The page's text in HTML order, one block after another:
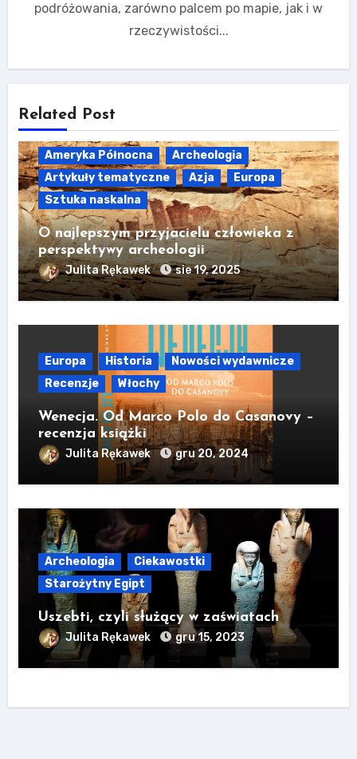
podróżowania, zarówno palcem po mapie, jak i w
rzeczywistości...
Related Post
Ameryka Północna
Archeologia
Artykuły tematyczne
Azja
Europa
Sztuka naskalna
O najlepszym przyjacielu człowieka z
perspektywy archeologii
Julita Rękawek sie 19, 2025
Europa Historia
Nowości wydawnicze
Recenzje
Włochy
Wenecja. Od Marco Polo do Casanovy –
recenzja książki
Julita Rękawek gru 20, 2024
Archeologia
Ciekawostki
Starożytny Egipt
Uszebti, czyli służący w zaświatach
Julita Rękawek gru 15, 2023